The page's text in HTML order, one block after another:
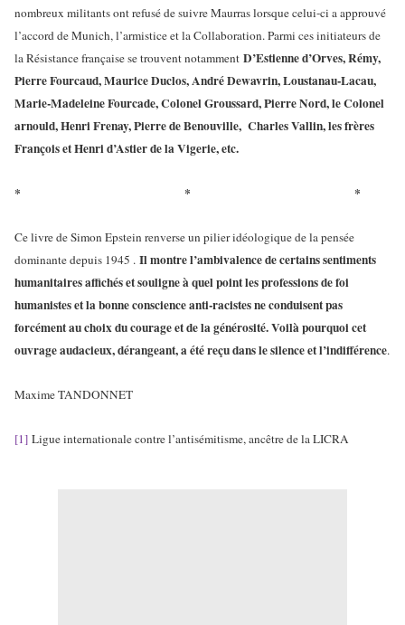
nombreux militants ont refusé de suivre Maurras lorsque celui-ci a approuvé
l’accord de Munich, l’armistice et la Collaboration. Parmi ces initiateurs de
la Résistance française se trouvent notamment D’Estienne d’Orves, Rémy,
Pierre Fourcaud, Maurice Duclos, André Dewavrin, Loustanau-Lacau,
Marie-Madeleine Fourcade, Colonel Groussard, Pierre Nord, le Colonel
arnould, Henri Frenay, Pierre de Benouville, Charles Vallin, les frères
François et Henri d’Astier de la Vigerie, etc.
* * *
Ce livre de Simon Epstein renverse un pilier idéologique de la pensée
dominante depuis 1945 . Il montre l’ambivalence de certains sentiments
humanitaires affichés et souligne à quel point les professions de foi
humanistes et la bonne conscience anti-racistes ne conduisent pas
forcément au choix du courage et de la générosité. Voilà pourquoi cet
ouvrage audacieux, dérangeant, a été reçu dans le silence et l’indifférence.
Maxime TANDONNET
[1] Ligue internationale contre l’antisémitisme, ancêtre de la LICRA